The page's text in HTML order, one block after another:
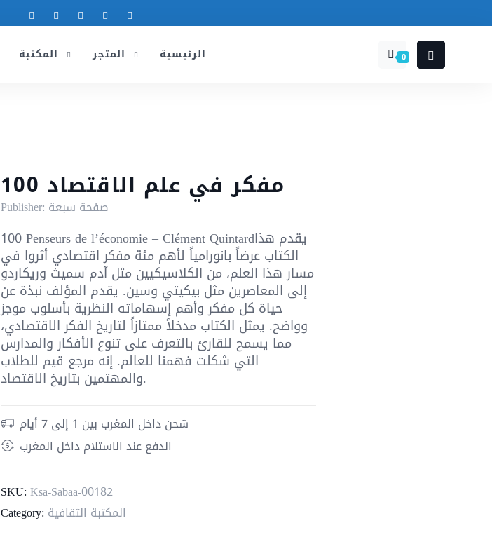
الرئيسية 0
100 مفكر في علم الاقتصاد
Publisher: صفحة سبعة
100 Penseurs de l’économie – Clément Quintardيقدم هذا
الكتاب عرضاً بانورامياً لأهم مئة مفكر اقتصادي أثروا في
مسار هذا العلم، من الكلاسيكيين مثل آدم سميث وريكاردو
إلى المعاصرين مثل بيكيتي وسين. يقدم المؤلف نبذة عن
حياة كل مفكر وأهم إسهاماته النظرية بأسلوب موجز
وواضح. يمثل الكتاب مدخلاً ممتازاً لتاريخ الفكر الاقتصادي،
مما يسمح للقارئ بالتعرف على تنوع الأفكار والمدارس
التي شكلت فهمنا للعالم. إنه مرجع قيم للطلاب
والمهتمين بتاريخ الاقتصاد.
شحن داخل المغرب بين 1 إلى 7 أيام
الدفع عند الاستلام داخل المغرب
SKU: Ksa-Sabaa-00182
Category: المكتبة الثقافية